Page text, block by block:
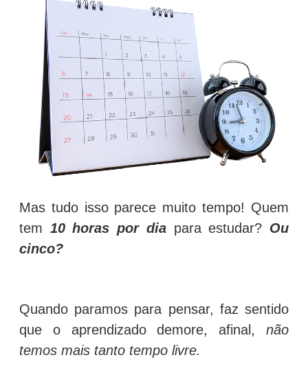
Mas tudo isso parece muito tempo! Quem
tem 10 horas por diapara estudar? Ou
cinco?
Quando paramos para pensar, faz sentido
que o aprendizado demore, afinal, não
temos mais tanto tempo livre.